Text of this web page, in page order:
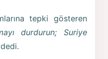
tepki gösteren
durdurun; Suriye